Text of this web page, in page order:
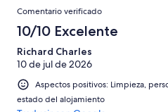
Comentario verificado
10/10 Excelente
Richard Charles
10 de jul de 2026
Aspectos positivos: Limpieza,
estado del alojamiento